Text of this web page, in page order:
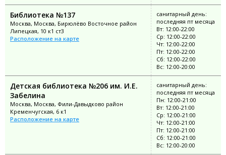
Библиотека №137
Москва, Москва, Бирюлёво Восточное район
Липецкая, 10 к1 ст3
Расположение на карте
санитарный день:
последняя пт месяца
Вт: 12:00-22:00
Ср: 12:00-22:00
Чт: 12:00-22:00
Пт: 12:00-22:00
Сб: 12:00-22:00
Вс: 12:00-20:00
Детская библиотека №206 им. И.Е.
Забелина
Москва, Москва, Фили-Давыдково район
Кременчугская, 6 к1
Расположение на карте
санитарный день:
последняя пт месяца
Пн: 12:00-21:00
Вт: 12:00-21:00
Ср: 12:00-21:00
Чт: 12:00-21:00
Пт: 12:00-21:00
Сб: 12:00-21:00
Вс: 12:00-20:00